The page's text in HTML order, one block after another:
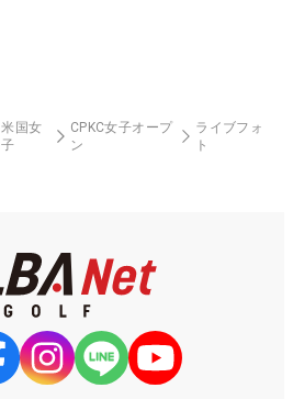
米国女
子
CPKC女子オープ
ン
ライブフォ
ト